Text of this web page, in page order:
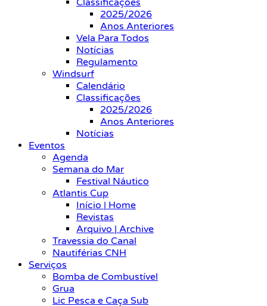
Classificações
2025/2026
Anos Anteriores
Vela Para Todos
Notícias
Regulamento
Windsurf
Calendário
Classificações
2025/2026
Anos Anteriores
Notícias
Eventos
Agenda
Semana do Mar
Festival Náutico
Atlantis Cup
Início | Home
Revistas
Arquivo | Archive
Travessia do Canal
Nautiférias CNH
Serviços
Bomba de Combustível
Grua
Lic Pesca e Caça Sub